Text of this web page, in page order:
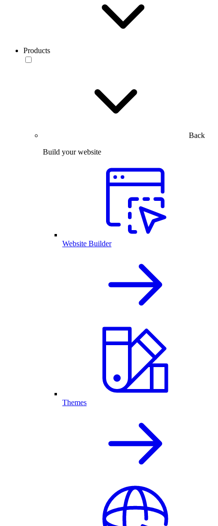
Products
Back
Build your website
Website Builder
Themes